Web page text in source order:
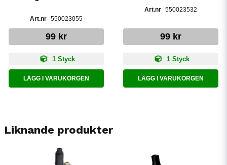
550023055
99 kr
1 Styck
LÄGG I VARUKORGEN
550023532
99 kr
1 Styck
LÄGG I VARUKORGEN
Liknande produkter